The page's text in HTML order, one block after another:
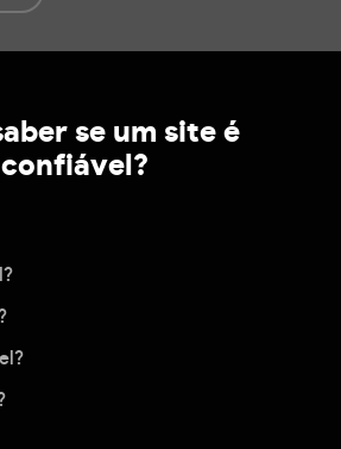
se um site é
confiável?